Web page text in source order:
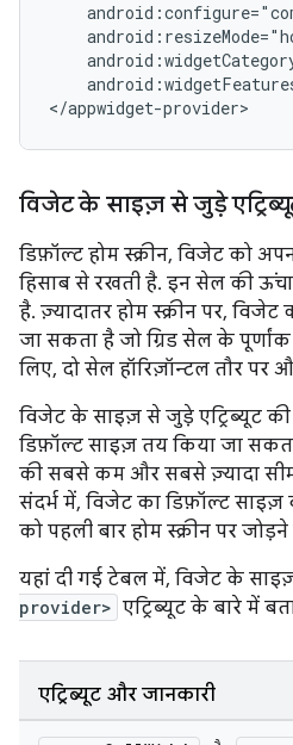
विजेट के साइज़ से जुड़े
डिफ़ॉल्ट होम स्क्रीन, विजेट को
हिसाब से रखती है. इन सेल की
है. ज़्यादातर होम स्क्रीन पर,
जा सकता है जो ग्रिड सेल के
लिए, दो सेल हॉरिज़ॉन्टल तौर पर
विजेट के साइज़ से जुड़े एट्रिब्यूट
डिफ़ॉल्ट साइज़ तय किया जा
की सबसे कम और सबसे ज़्यादा
संदर्भ में, विजेट का डिफ़ॉल्ट साइज़
को पहली बार होम स्क्रीन पर
यहां दी गई टेबल में, विजेट के
provider> एट्रिब्यूट के बारे में
एट्रिब्यूट और जानकारी